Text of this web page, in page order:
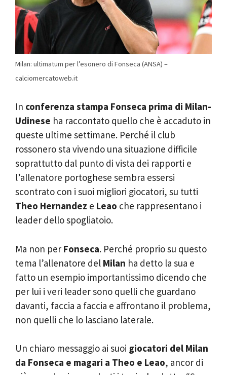
Milan: ultimatum per l’esonero di Fonseca (ANSA) –
calciomercatoweb.it
In conferenza stampa Fonseca prima di Milan-
Udinese ha raccontato quello che è accaduto in
queste ultime settimane. Perché il club
rossonero sta vivendo una situazione difficile
soprattutto dal punto di vista dei rapporti e
l’allenatore portoghese sembra essersi
scontrato con i suoi migliori giocatori, su tutti
Theo Hernandez e Leao che rappresentano i
leader dello spogliatoio.
Ma non per Fonseca. Perché proprio su questo
tema l’allenatore del Milan ha detto la sua e
fatto un esempio importantissimo dicendo che
per lui i veri leader sono quelli che guardano
davanti, faccia a faccia e affrontano il problema,
non quelli che lo lasciano laterale.
Un chiaro messaggio ai suoi giocatori del Milan
da Fonseca e magari a Theo e Leao, ancor di